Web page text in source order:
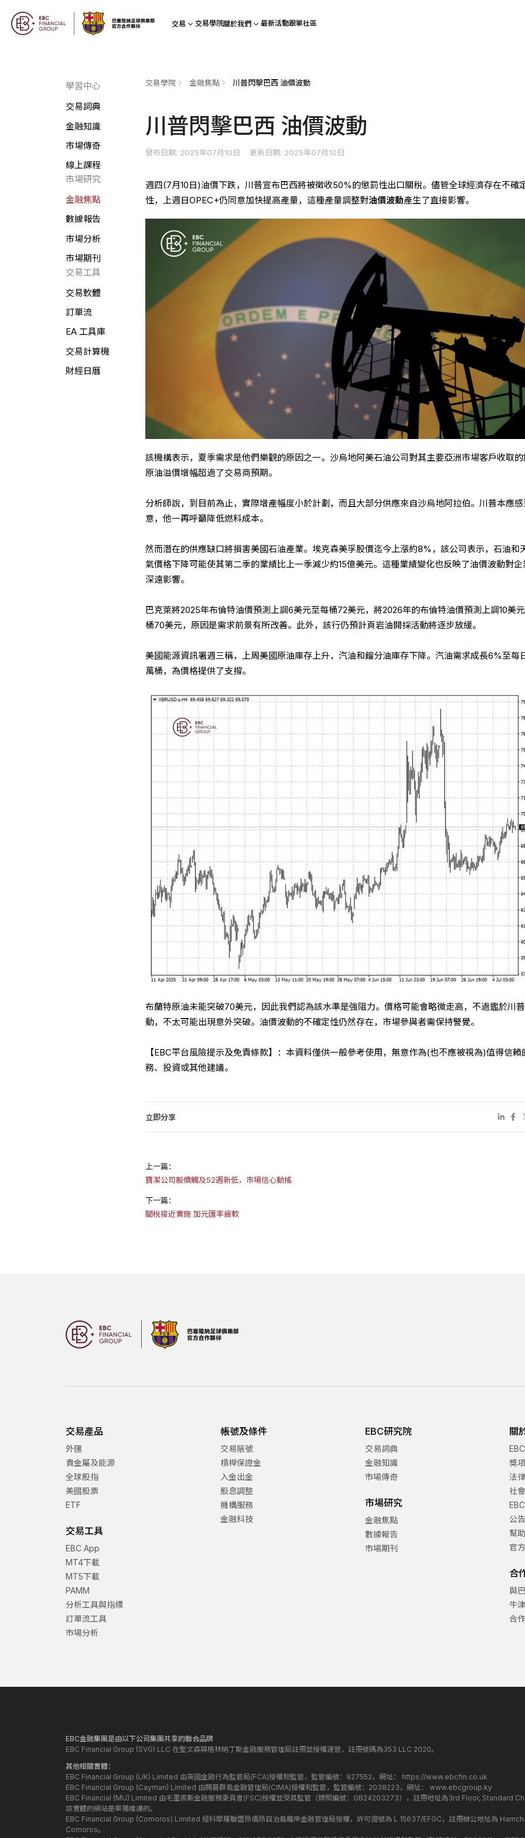
交易 交易學院關於我們 最新活動跟單社區
學習中心
交易詞典
金融知識
市場傳奇
線上課程
市場研究
金融焦點
數據報告
市場分析
市場期刊
交易工具
交易軟體
訂單流
EA 工具庫
交易計算機
財經日曆
交易學院 金融焦點 川普閃擊巴西 油價波動
川普閃擊巴西 油價波動
發布日期: 2025年07月10日 更新日期: 2025年07月10日
週四(7月10日)油價下跌，川普宣布巴西將被徵收50%的懲罰性出口關稅。儘管全球經濟存在不確
性，上週日OPEC+仍同意加快提高產量，這種產量調整對油價波動產生了直接影響。
該機構表示，夏季需求是他們樂觀的原因之一。沙烏地阿美石油公司對其主要亞洲市場客戶收取
原油溢價增幅超過了交易商預期。
分析師說，到目前為止，實際增產幅度小於計劃，而且大部分供應來自沙烏地阿拉伯。川普本應
意，他一再呼籲降低燃料成本。
然而潛在的供應缺口將損害美國石油產業。埃克森美孚股價迄今上漲約8%，該公司表示，石油和
氣價格下降可能使其第二季的業績比上一季減少約15億美元。這種業績變化也反映了油價波動對企
深遠影響。
巴克萊將2025年布倫特油價預測上調6美元至每桶72美元，將2026年的布倫特油價預測上調10美
桶70美元，原因是需求前景有所改善。此外，該行仍預計頁岩油開採活動將逐步放緩。
美國能源資訊署週三稱，上周美國原油庫存上升，汽油和餾分油庫存下降。汽油需求成長6%至每
萬桶，為價格提供了支撐。
布蘭特原油未能突破70美元，因此我們認為該水準是強阻力。價格可能會略微走高，不過鑑於川
動，不太可能出現意外突破。油價波動的不確定性仍然存在，市場參與者需保持警覺。
【EBC平台風險提示及免責條款】：本資料僅供一般參考使用，無意作為(也不應被視為)值得信賴
務、投資或其他建議。
立即分享
上一篇：
寶潔公司股價觸及52週新低，市場信心動搖
下一篇：
關稅接近實施 加元匯率疲軟
交易產品
外匯
貴金屬及能源
全球股指
美國股票
ETF
交易工具
EBC App
MT4下載
MT5下載
PAMM
分析工具與指標
訂單流工具
市場分析
帳號及條件
交易賬號
槓桿保證金
入金出金
股息調整
機構服務
金融科技
EBC研究院
交易詞典
金融知識
市場傳奇
市場研究
金融焦點
數據報告
市場期刊
關
獎
法
社
公
幫
官
合
與
牛
合
EBC金融集團是由以下公司集團共享的聯合品牌
EBC Financial Group (SVG) LLC 在聖文森與格林納丁斯金融服務管理局註冊並授權運營，註冊號碼為353 LLC 2020。
其他相關實體：
EBC Financial Group (UK) Limited 由英國金融行為監管局(FCA)授權和監管，監管編號：927552，網址： https://www.ebcfin.co.uk
EBC Financial Group (Cayman) Limited 由開曼群島金融管理局(CIMA)授權和監管，監管編號：2038223，網址： www.ebcgroup.ky
EBC Financial (MU) Limited 由毛里裘斯金融服務委員會(FSC)授權並受其監管（牌照編號：GB24203273），註冊地址為3rd Floor, Standard
該實體的網站是單獨維護的。
EBC Financial Group (Comoros) Limited 經科摩羅聯盟昂儒昂自治島離岸金融管理局授權，許可證號為 L 15637/EFGC，註冊辦公地址為
Comoros。